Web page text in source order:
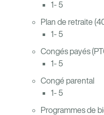
1- 5
Plan de retraite
1- 5
Congés payés
1- 5
Congé parental
1- 5
Programmes de